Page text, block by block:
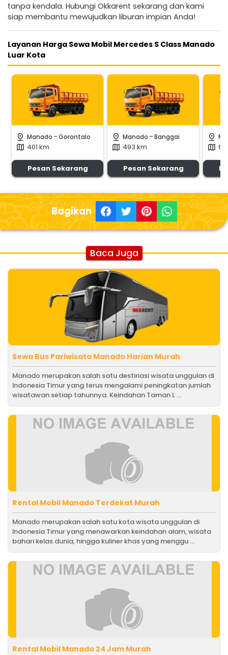
tanpa kendala. Hubungi Okkarent sekarang dan kami
siap membantu mewujudkan liburan impian Anda!
Layanan Harga Sewa Mobil Mercedes S Class Manado
Luar Kota
pin_drop Manado -Gorontalo
map 401 km
Pesan Sekarang
pin_drop Manado -Banggai
map 493 km
Pesan Sekarang
pin_drop
map
Bagikan
Baca Juga
Sewa Bus Pariwisata Manado Harian Murah
Manado merupakan salah satu destinasi wisata unggulan di
Indonesia Timur yang terus mengalami peningkatan jumlah
wisatawan setiap tahunnya. Keindahan Taman L ...
Rental Mobil Manado Terdekat Murah
Manado merupakan salah satu kota wisata unggulan di
Indonesia Timur yang menawarkan keindahan alam, wisata
bahari kelas dunia, hingga kuliner khas yang menggu ...
Rental Mobil Manado 24 Jam Murah